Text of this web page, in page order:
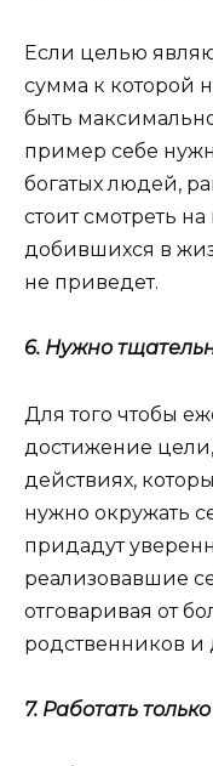
Если целью
сумма к которой
быть
пример себе
богатых людей,
стоит смотреть
добившихся в
не приведет.
6. Нужно
Для того чтобы
достижение
действиях,
нужно окружать
придадут
реализовавшие
отговаривая от
родственников и
7. Работать